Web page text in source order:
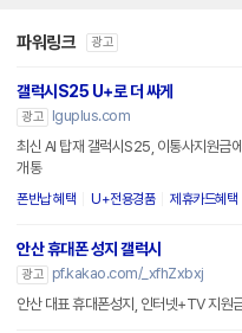
파워링크 광고
갤럭시S25 U+로 더 싸게
광고
lguplus.com
최신 AI 탑재 갤럭시S25, 이통사지원금
개통
폰반납 혜택 U+전용경품 제휴카드혜택
안산 휴대폰 성지 갤럭시
광고
pf.kakao.com/_xfhZxbxj
안산 대표 휴대폰성지, 인터넷+TV 지원